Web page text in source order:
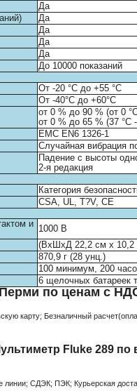
Да
Да
Да
Да
Да
До 10000 показаний
От -20 °C до +55 °C
От -40°C до +60°C
от 0 % до 90 % (от 0
от 0 % до 65 % (37 °C
EMC EN6 1326-1
Случайная вибрация
Падение с высоты
2-я редакция
Категория
CSA, UL, T?V, CE
и 1000 В
(ВxШxД 22,2 см x 10,2
870,9 г (28 унц.)
100 минимум, 200
6 щелочных батареек
по ценам с
карту; Безналичный
Fluke 289 по
СДЭК; ПЭК; Курьерская